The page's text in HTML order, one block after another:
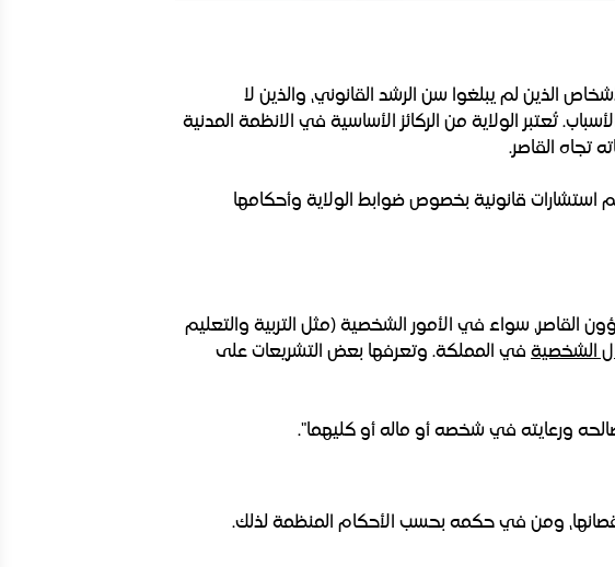
الذين لم يبلغوا سن الرشد القانوني، والذين لا
تُعتبر الولاية من الركائز الأساسية في الانظمة المدنية
تجاه القاصر.
استشارات قانونية بخصوص ضوابط الولاية وأحكامها
القاصر، سواء في الأمور الشخصية (مثل التربية والتعليم
الشخصية في المملكة. وتعرفها بعض التشريعات على
ورعايته في شخصه أو ماله أو كليهما".
ومن في حكمه بحسب الأحكام المنظمة لذلك.